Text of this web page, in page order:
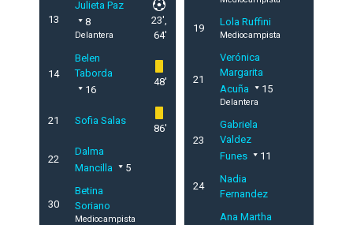
13
Julieta Paz
8
Delantera
23',
64'
14
Belen
Taborda
16
48'
21 Sofia Salas
86'
22
Dalma
Mancilla
5
30
Betina
Soriano
Mediocampista
19
Lola Ruffini
Mediocampista
21
Verónica
Margarita
Acuña
15
Delantera
23
Gabriela
Valdez
Funes
11
24
Nadia
Fernandez
Ana Martha